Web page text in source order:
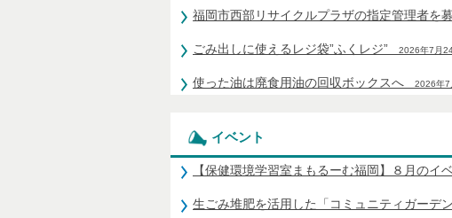
福岡市西部リサイクルプラザの指定管理者を
ごみ出しに使えるレジ袋”ふくレジ” 2026年7月
使った油は廃食用油の回収ボックスへ 2026年7
イベント
【保健環境学習室まもるーむ福岡】８月のイ
生ごみ堆肥を活用した「コミュニティガーデ